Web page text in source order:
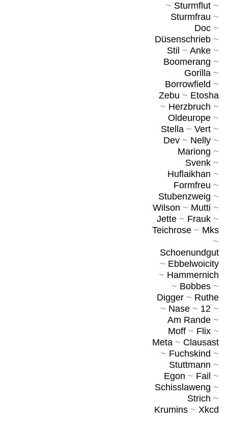
~ Sturmflut~
Sturmfrau ~
Doc~
Düsenschrieb~
Stil ~ Anke~
Boomerang ~
Gorilla~
Borrowfield ~
Zebu ~ Etosha
~ Herzbruch ~
Oldeurope~
Stella~ Vert~
Dev~ Nelly~
Mariong ~
Svenk~
Huflaikhan ~
Formfreu ~
Stubenzweig ~
Wilson ~ Mutti ~
Jette~ Frauk~
Teichrose~ Mks
~
Schoenundgut
~ Ebbelwoicity
~ Hammernich
~ Bobbes~
Digger~ Ruthe
~ Nase~ 12~
Am Rande~
Moff~ Flix~
Meta~ Clausast
~ Fuchskind ~
Stuttmann ~
Egon ~ Fail ~
Schisslaweng ~
Strich ~
Krumins~ Xkcd